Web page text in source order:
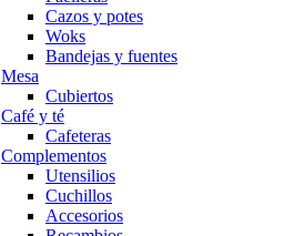
Cazos y potes
Woks
Bandejas y fuentes
Mesa
Cubiertos
Café y té
Cafeteras
Complementos
Utensilios
Cuchillos
Accesorios